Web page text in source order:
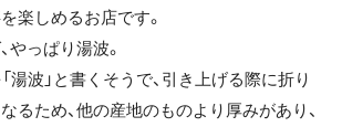
楽しめるお店です。
やっぱり湯波。
「湯波」と書くそうで、引き上げる際に折り
るため、他の産地のものより厚みがあり、